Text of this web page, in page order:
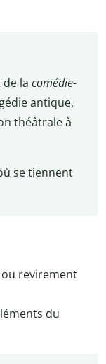
de la comédie-
antique,
théâtrale à
se tiennent
revirement
du